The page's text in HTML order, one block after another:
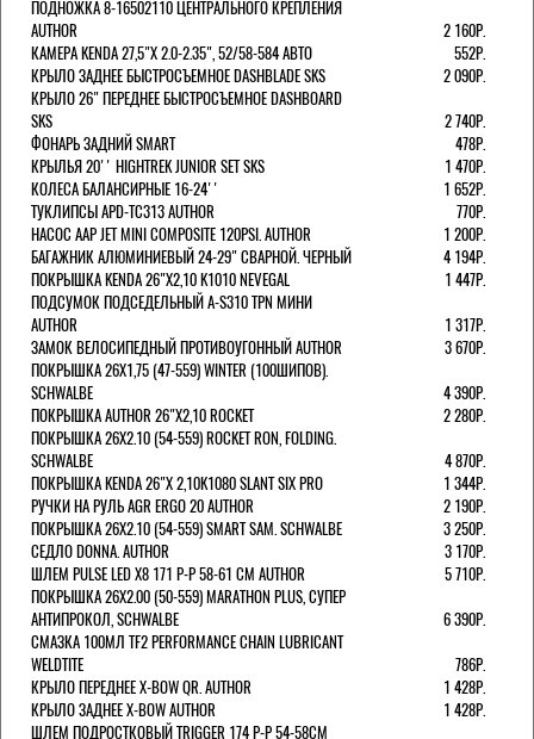
ПОДНОЖКА 8-16502110 ЦЕНТРАЛЬНОГО КРЕПЛЕНИЯ
AUTHOR
2 160Р.
КАМЕРА KENDA 27,5"Х 2.0-2.35", 52/58-584 АВТО
552Р.
КРЫЛО ЗАДНЕЕ БЫСТРОСЪЕМНОЕ DASHBLADE SKS
2 090Р.
КРЫЛО 26" ПЕРЕДНЕЕ БЫСТРОСЪЕМНОЕ DASHBOARD
SKS
2 740Р.
ФОНАРЬ ЗАДНИЙ SMART
478Р.
КРЫЛЬЯ 20'' HIGHTREK JUNIOR SET SKS
1 470Р.
КОЛЕСА БАЛАНСИРНЫЕ 16-24''
1 652Р.
ТУКЛИПСЫ APD-TC313 AUTHOR
770Р.
НАСОС AAP JET MINI COMPOSITE 120PSI. AUTHOR
1 200Р.
БАГАЖНИК АЛЮМИНИЕВЫЙ 24-29" СВАРНОЙ. ЧЕРНЫЙ
4 194Р.
ПОКРЫШКА KENDA 26"Х2,10 K1010 NEVEGAL
1 447Р.
ПОДСУМОК ПОДСЕДЕЛЬНЫЙ A-S310 TPN МИНИ
AUTHOR
1 317Р.
ЗАМОК ВЕЛОСИПЕДНЫЙ ПРОТИВОУГОННЫЙ AUTHOR
3 670Р.
ПОКРЫШКА 26X1,75 (47-559) WINTER (100ШИПОВ).
SCHWALBE
4 390Р.
ПОКРЫШКА AUTHOR 26"Х2,10 ROCKET
2 280Р.
ПОКРЫШКА 26X2.10 (54-559) ROCKET RON, FOLDING.
SCHWALBE
4 870Р.
ПОКРЫШКА KENDA 26"Х 2,10K1080 SLANT SIX PRO
1 344Р.
РУЧКИ НА РУЛЬ AGR ERGO 20 AUTHOR
2 190Р.
ПОКРЫШКА 26X2.10 (54-559) SMART SAM. SCHWALBE
3 250Р.
СЕДЛО DONNA. AUTHOR
3 170Р.
ШЛЕМ PULSE LED X8 171 Р-Р 58-61 СМ AUTHOR
5 710Р.
ПОКРЫШКА 26X2.00 (50-559) MARATHON PLUS, СУПЕР
АНТИПРОКОЛ, SCHWALBE
6 390Р.
СМАЗКА 100МЛ TF2 PERFORMANCE CHAIN LUBRICANT
WELDTITE
786Р.
КРЫЛО ПЕРЕДНЕЕ X-BOW QR. AUTHOR
1 428Р.
КРЫЛО ЗАДНЕЕ X-BOW AUTHOR
1 428Р.
ШЛЕМ ПОДРОСТКОВЫЙ TRIGGER 174 Р-Р 54-58СМ